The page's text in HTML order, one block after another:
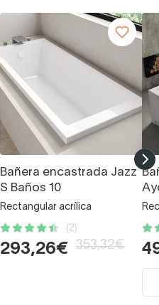
Bañera encastrada Jazz
S Baños 10
Rectangular acrílica
(2)
293,26€ 353,32€